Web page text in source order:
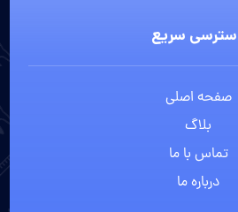
سریع
صفحه اصلی
بلاگ
تماس با ما
درباره ما